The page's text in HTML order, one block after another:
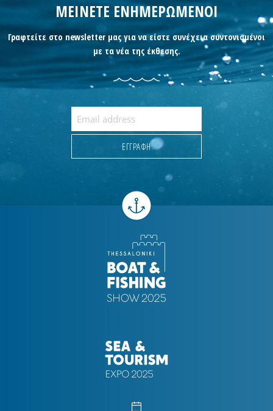
ΜΕΙΝΕΤΕ ΕΝΗΜΕΡΩΜΕΝΟΙ
Γραφτείτε στο newsletter μας για να είστε συνέχεια συντονισμένοι
με τα νέα της έκθεσης.